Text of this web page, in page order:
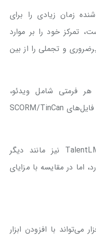
زمان زیادی را برای
تمرکز خود را بر موارد
و تجملی را از بین
فرمتی شامل ویدئو،
پرزنتیشن، ورد و پی دی اف و حتی فایل‌های SCORM/TinCan
با وجود همه این مزایا اما TalentLMS نیز مانند دیگر
اما در مقایسه با مزایای
می‌تواند با افزودن ابزار